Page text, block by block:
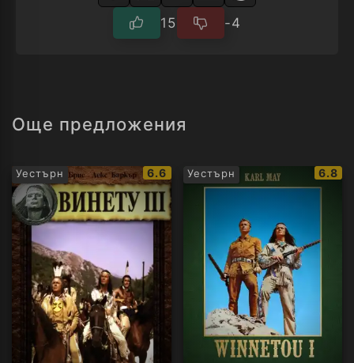
15 -4
Още предложения
Уестърн
IMDb
рейтинг:
6.6 Уестърн
IMDb
6.8